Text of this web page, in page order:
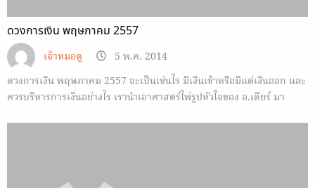
ดวงการเงิน พฤษภาคม 2557
เจ้าหมอดู
5 พ.ค. 2014
ดวงการเงิน พฤษภาคม 2557 จะเป็นเช่นไร มีเงินเข้าหรือมีแต่เงินออก และ
ควรบริหารการเงินอย่างไร เรานำเอาศาสตร์ไพ่รูปหัวใจของ อ.เดียร์ มา